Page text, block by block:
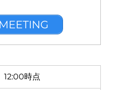
時点